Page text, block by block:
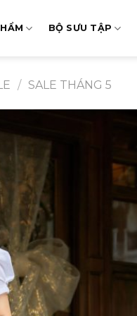
BỘ SƯU TẬP
/ SALE THÁNG 5